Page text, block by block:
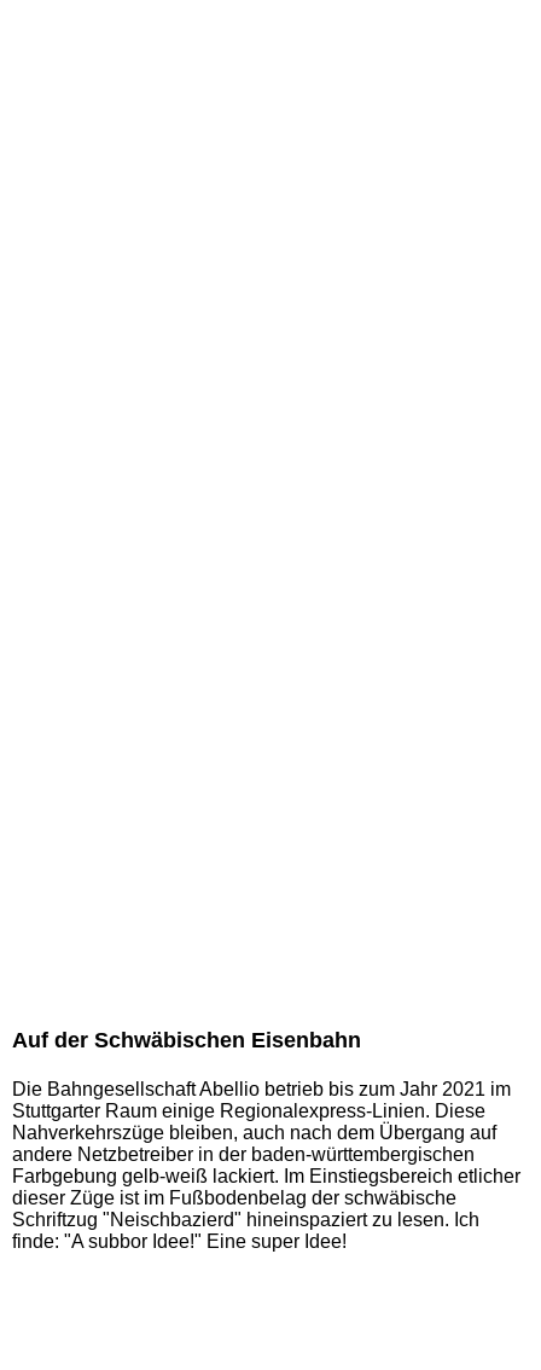
Auf der Schwäbischen Eisenbahn
Die Bahngesellschaft Abellio betrieb bis zum Jahr 2021 im
Stuttgarter Raum einige Regionalexpress-Linien. Diese
Nahverkehrszüge bleiben, auch nach dem Übergang auf
andere Netzbetreiber in der baden-württembergischen
Farbgebung gelb-weiß lackiert. Im Einstiegsbereich etlicher
dieser Züge ist im Fußbodenbelag der schwäbische
Schriftzug "Neischbazierd" hineinspaziert zu lesen. Ich
finde: "A subbor Idee!" Eine super Idee!